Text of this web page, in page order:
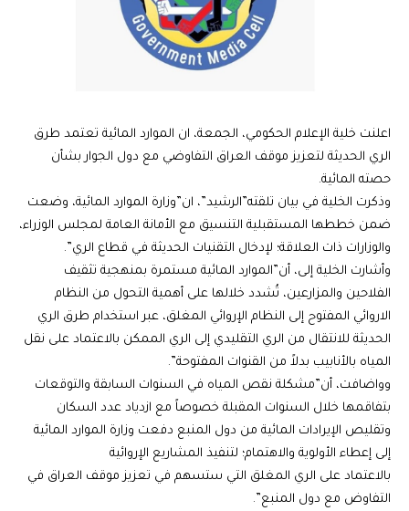
اعلنت خلية الإعلام الحكومي، الجمعة، ان الموارد المائية تعتمد طرق
الري الحديثة لتعزيز موقف العراق التفاوضي مع دول الجوار بشأن
حصته المائية.
وذكرت الخلية في بيان تلقته”الرشيد”، ان”وزارة الموارد المائية، وضعت
ضمن خططها المستقبلية التنسيق مع الأمانة العامة لمجلس الوزراء،
والوزارات ذات العلاقة؛ لإدخال التقنيات الحديثة في قطاع الري”.
وأشارت الخلية إلى، أن”الموارد المائية مستمرة بمنهجية تثقيف
الفلاحين والمزارعين، تُشدد خلالها على أهمية التحول من النظام
الاروائي المفتوح إلى النظام الإروائي المغلق، عبر استخدام طرق الري
الحديثة للانتقال من الري التقليدي إلى الري الممكن بالاعتماد على نقل
المياه بالأنابيب بدلاً من القنوات المفتوحة”.
وواضافت، أن”مشكلة نقص المياه في السنوات السابقة والتوقعات
بتفاقمها خلال السنوات المقبلة خصوصاً مع ازدياد عدد السكان
وتقليص الإيرادات المائية من دول المنبع دفعت وزارة الموارد المائية
إلى إعطاء الأولوية والاهتمام؛ لتنفيذ المشاريع الإروائية
بالاعتماد على الري المغلق التي ستسهم في تعزيز موقف العراق في
التفاوض مع دول المنبع”.